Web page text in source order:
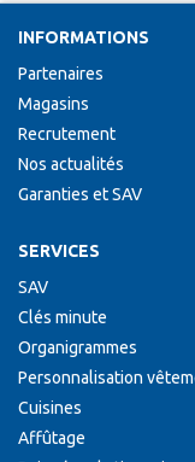
INFORMATIONS
Partenaires
Magasins
Recrutement
Nos actualités
Garanties et SAV
SERVICES
SAV
Clés minute
Organigrammes
Personnalisation
Cuisines
Affûtage